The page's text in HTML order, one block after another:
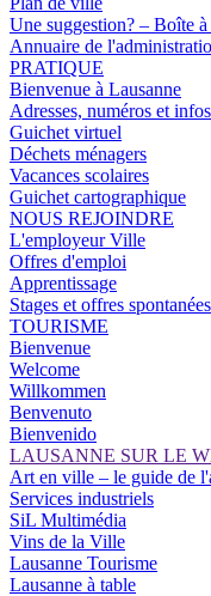
Une suggestion? – Boîte
Annuaire de
PRATIQUE
Bienvenue à Lausanne
Adresses, numéros et
Guichet virtuel
Déchets ménagers
Vacances scolaires
Guichet cartographique
NOUS REJOINDRE
L'employeur Ville
Offres d'emploi
Apprentissage
Stages et offres spontanées
TOURISME
Bienvenue
Welcome
Willkommen
Benvenuto
Bienvenido
LAUSANNE SUR LE
Art en ville – le guide de
Services industriels
SiL Multimédia
Vins de la Ville
Lausanne Tourisme
Lausanne à table